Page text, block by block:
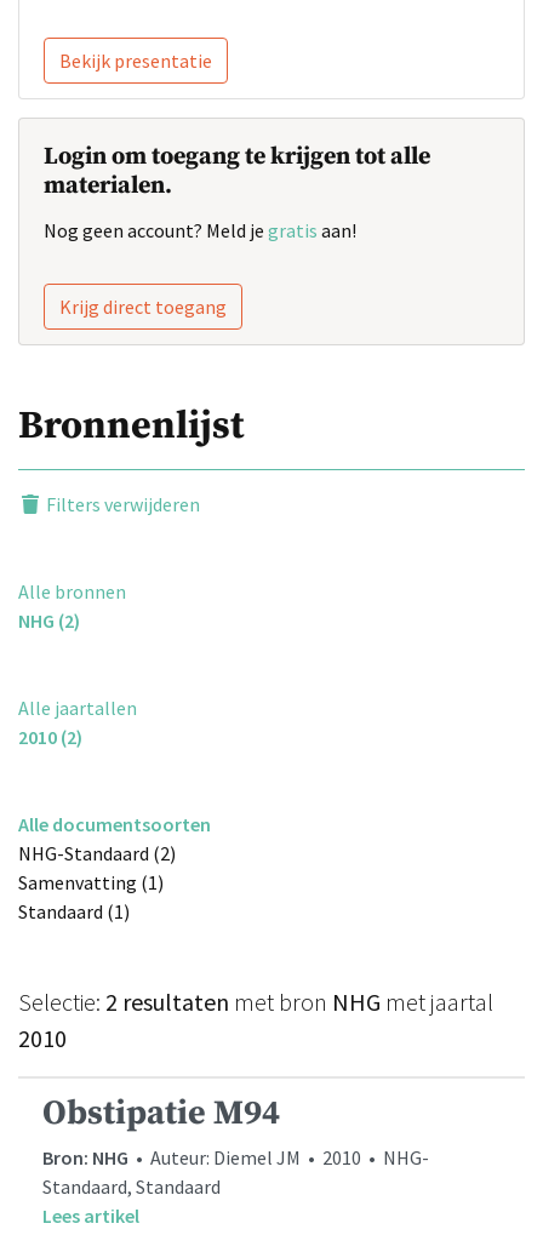
Bekijk presentatie
Login om toegang te krijgen tot alle
materialen.
Nog geen account? Meld je gratis aan!
Krijg direct toegang
Bronnenlijst
Filters verwijderen
Alle bronnen
NHG (2)
Alle jaartallen
2010 (2)
Alle documentsoorten
NHG-Standaard (2)
Samenvatting (1)
Standaard (1)
Selectie: 2 resultaten met bron NHG met jaartal
2010
Obstipatie M94
Bron: NHG • Auteur: Diemel JM • 2010 • NHG-
Standaard, Standaard
Lees artikel